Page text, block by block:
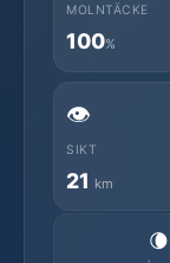
MOLNTÄCKE
100%
👁️
SIKT
21 km
🌘